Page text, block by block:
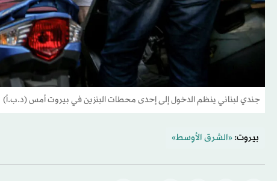
جندي لبناني ينظم الدخول إلى إحدى محطات البنزين في بيروت أمس (د.ب.أ)
بيروت: «الشرق الأوسط»